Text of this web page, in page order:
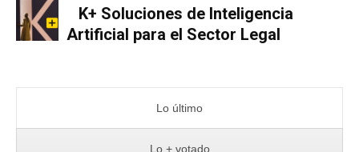
K+ Soluciones de Inteligencia
Artificial para el Sector Legal
Lo último
Lo + votado